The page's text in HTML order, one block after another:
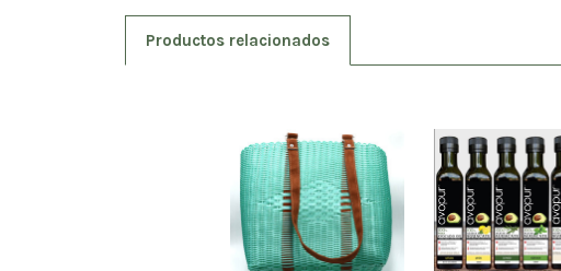
Productos relacionados